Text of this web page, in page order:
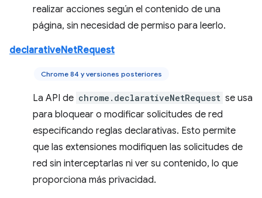
realizar acciones según el contenido de una
página, sin necesidad de permiso para leerlo.
declarativeNetRequest
Chrome 84 y versiones posteriores
La API de chrome.declarativeNetRequest se usa
para bloquear o modificar solicitudes de red
especificando reglas declarativas. Esto permite
que las extensiones modifiquen las solicitudes de
red sin interceptarlas ni ver su contenido, lo que
proporciona más privacidad.